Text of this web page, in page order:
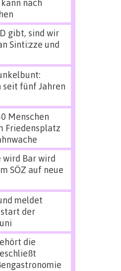
nach
gibt, sind wir
Sinti:zze und
fünf Jahren
Menschen
Friedensplatz
wird Bar wird
SÖZ auf neue
meldet
der
die